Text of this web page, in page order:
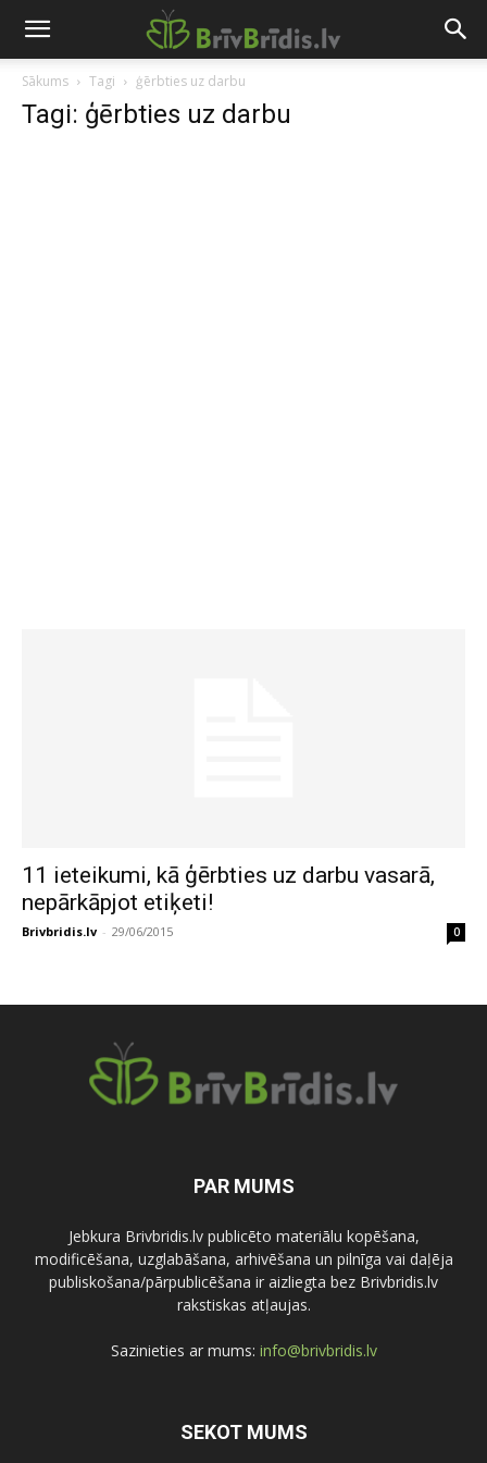
Sākums Tagi ģērbties uz darbu
Tagi: ģērbties uz darbu
11 ieteikumi, kā ģērbties uz darbu vasarā,
nepārkāpjot etiķeti!
Brivbridis.lv - 29/06/2015 0
PAR MUMS
Jebkura Brivbridis.lv publicēto materiālu kopēšana,
modificēšana, uzglabāšana, arhivēšana un pilnīga vai daļēja
publiskošana/pārpublicēšana ir aizliegta bez Brivbridis.lv
rakstiskas atļaujas.
Sazinieties ar mums: info@brivbridis.lv
SEKOT MUMS